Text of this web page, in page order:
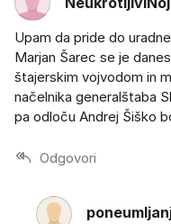
Upam da pride do
Marjan Šarec se je
štajerskim vojvodom in
načelnika generalštaba
pa odloču Andrej Šiško
Odgovori